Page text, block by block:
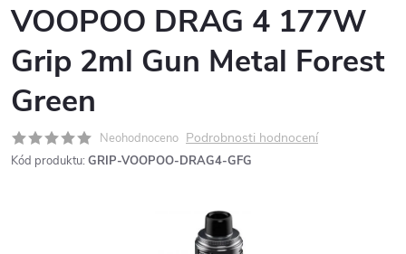
VOOPOO DRAG 4 177W
Grip 2ml Gun Metal Forest
Green
Neohodnoceno Podrobnosti hodnocení
Kód produktu: GRIP-VOOPOO-DRAG4-GFG